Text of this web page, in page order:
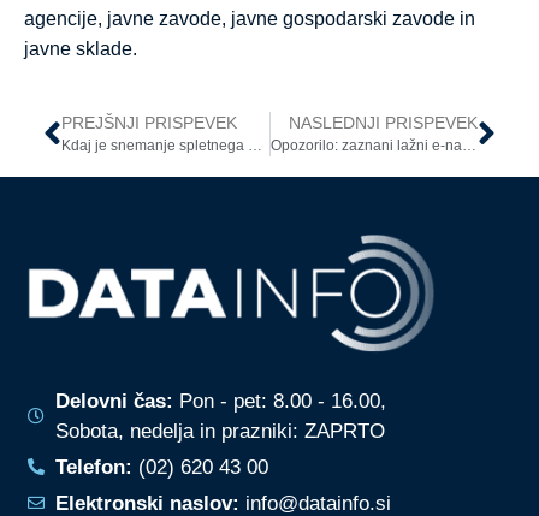
agencije, javne zavode, javne gospodarski zavode in
javne sklade.
PREJŠNJI PRISPEVEK
Kdaj je snemanje spletnega sestanka poseg v zasebnost zaposlenih?
NASLEDNJI PRISPEVEK
Opozorilo: zaznani lažni e-naslovi ravnateljev
Delovni čas: Pon - pet: 8.00 - 16.00,
Sobota, nedelja in prazniki: ZAPRTO
Telefon: (02) 620 43 00
Elektronski naslov: info@datainfo.si